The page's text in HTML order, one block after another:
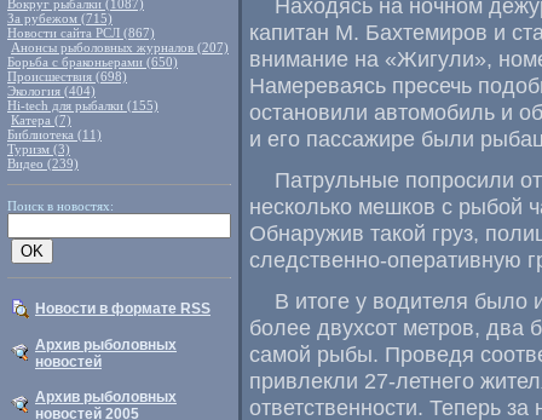
Вокруг рыбалки (1087)
За рубежом (715)
Новости сайта РСЛ (867)
Анонсы рыболовных журналов (207)
Борьба с браконьерами (650)
Происшествия (698)
Экология (404)
Hi-tech для рыбалки (155)
Катера (7)
Библиотека (11)
Туризм (3)
Видео (239)
Поиск в новостях:
Новости в формате RSS
Архив рыболовных
новостей
Архив рыболовных
новостей 2005
Находясь на ночном
капитан М. Бахтемиров и
внимание на «Жигули»,
Намереваясь пресечь
остановили автомобиль и
и его пассажире были
Патрульные попросили
несколько мешков с рыбой
Обнаружив такой груз,
следственно-оперативную
В итоге у водителя было
более двухсот метров, два
самой рыбы. Проведя
привлекли 27-летнего
ответственности. Теперь